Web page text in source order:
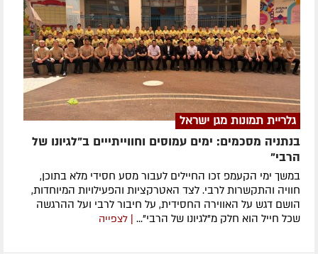
גלריית תמונות מגן ישראל
בנתניה מסכמים: ימים עמוסים וחווייתייים ב"לגיונו של
הרבי"
במשך ימי הקעמפ זכו החיילים לעבור מסע חסידי מלא בתוכן,
חוויה והתקשרות לרבי. לצד האטרקציות והפעילויות המיוחדות,
הושם דגש על האווירה החסידית, על חיבור לרבי ועל ההרגשה
שכל חייל הוא חלק מ"לגיונו של הרבי"...
| לצפייה